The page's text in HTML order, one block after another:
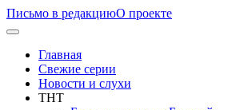
Письмо в редакциюО проекте
Главная
Свежие серии
Новости и слухи
ТНТ